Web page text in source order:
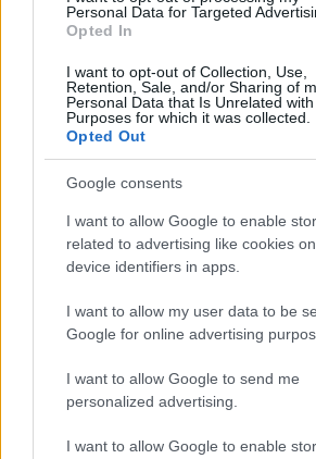
Personal Data for Targeted
Opted In
I want to opt-out of Collection, Use,
Retention, Sale, and/or Sharing of
Personal Data that Is Unrelated
Purposes for which it was collected.
Opted Out
Google consents
I want to allow Google to enable
related to advertising like cookies
device identifiers in apps.
I want to allow my user data to be
Google for online advertising
I want to allow Google to send me
personalized advertising.
I want to allow Google to enable